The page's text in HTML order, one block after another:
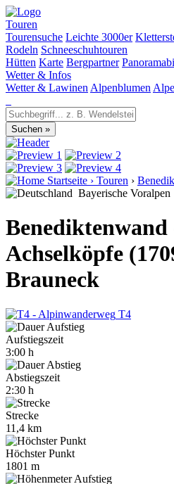
Touren
Tourensuche Leichte 3000er
Rodeln Schneeschuhtouren
Hütten Karte Bergpartner
Wetter & Infos
Wetter & Lawinen Alpenblumen
Startseite › Touren ›
Bayerische Voralpen
Benediktenwand
Achselköpfe
Brauneck
T4
Aufstiegszeit
3:00 h
Abstiegszeit
2:30 h
Strecke
11,4 km
Höchster Punkt
1801 m